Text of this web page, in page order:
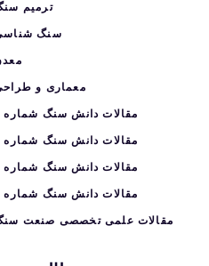
ترمیم
سنگ
معماری و
مقالات دانش سنگ شماره 2
مقالات دانش سنگ شماره 3
مقالات دانش سنگ شماره 4
مقالات دانش سنگ شماره 5
مقالات علمی تخصصی صنعت